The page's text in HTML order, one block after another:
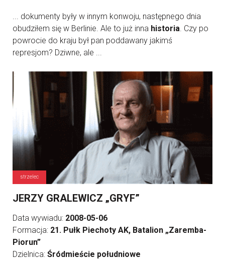
... dokumenty były w innym konwoju, następnego dnia
obudziłem się w Berlinie. Ale to już inna historia. Czy po
powrocie do kraju był pan poddawany jakimś
represjom? Dziwne, ale ...
strzelec
JERZY GRALEWICZ „GRYF”
Data wywiadu: 2008-05-06
Formacja: 21. Pułk Piechoty AK, Batalion „Zaremba-
Piorun”
Dzielnica: Śródmieście południowe